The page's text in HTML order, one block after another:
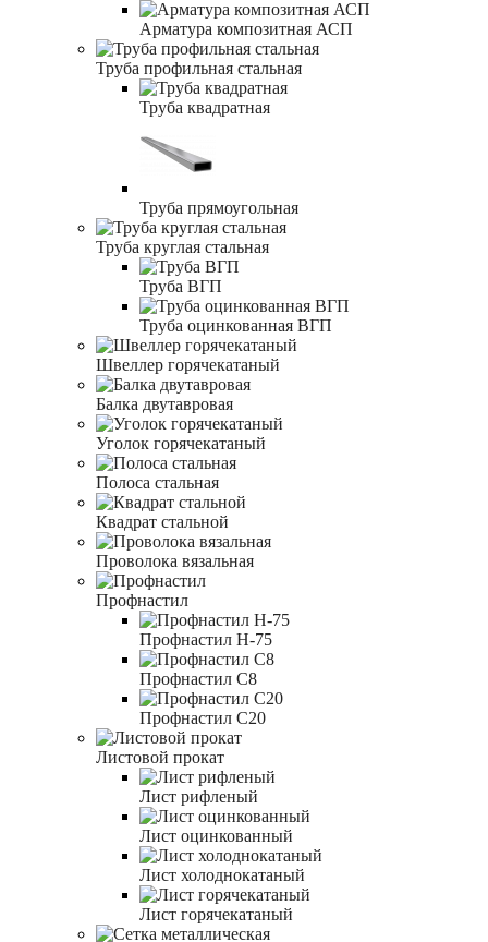
Арматура композитная АСП
Труба профильная стальная
Труба квадратная
Труба прямоугольная
Труба круглая стальная
Труба ВГП
Труба оцинкованная ВГП
Швеллер горячекатаный
Балка двутавровая
Уголок горячекатаный
Полоса стальная
Квадрат стальной
Проволока вязальная
Профнастил
Профнастил Н-75
Профнастил С8
Профнастил С20
Листовой прокат
Лист рифленый
Лист оцинкованный
Лист холоднокатаный
Лист горячекатаный